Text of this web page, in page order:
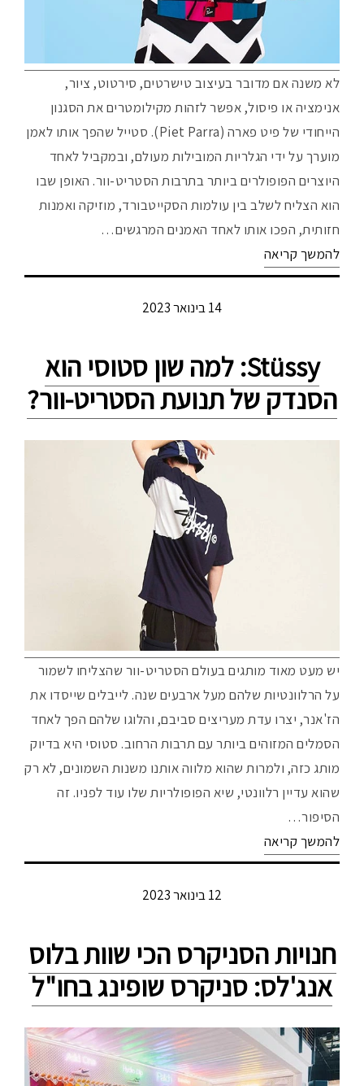
לא משנה אם מדובר בעיצוב טישרטים, סירטוט, ציור,
אנימציה או פיסול, אפשר לזהות מקילומטרים את הסגנון
הייחודי של פיט פארה (Piet Parra). סטייל שהפך אותו לאמן
מוערך על ידי הגלריות המובילות מעולם, ובמקביל לאחד
היוצרים הפופולרים ביותר בתרבות הסטריט-וור. האופן שבו
הוא הצליח לשלב בין עולמות הסקייטבורד, מוזיקה ואמנות
חזותית, הפכו אותו לאחד האמנים המרגשים…
להמשך קריאה
14 בינואר 2023
Stüssy: למה שון סטוסי הוא
הסנדק של תנועת הסטריט-וור?
יש מעט מאוד מותגים בעולם הסטריט-וור שהצליחו לשמור
על הרלוונטיות שלהם מעל ארבעים שנה. לייבלים שייסדו את
הז'אנר, יצרו עדת מעריצים סביבם, והלוגו שלהם הפך לאחד
הסמלים המזוהים ביותר עם תרבות הרחוב. סטוסי היא בדיוק
מותג כזה, ולמרות שהוא מלווה אותנו משנות השמונים, לא רק
שהוא עדיין רלוונטי, שיא הפופולריות שלו עוד לפניו. זה
הסיפור…
להמשך קריאה
12 בינואר 2023
חנויות הסניקרס הכי שוות בלוס
אנג'לס: סניקרס שופינג בחו"ל